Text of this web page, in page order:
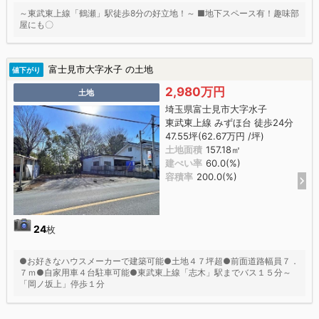
～東武東上線「鶴瀬」駅徒歩8分の好立地！～ ■地下スペース有！趣味部
屋にも〇
値下がり 富士見市大字水子 の土地
土地
24枚
2,980万円
埼玉県富士見市大字水子
東武東上線 みずほ台 徒歩24分
47.55坪(62.67万円 /坪)
土地面積 157.18㎡
建ぺい率 60.0(%)
容積率 200.0(%)
●お好きなハウスメーカーで建築可能●土地４７坪超●前面道路幅員７．
７ｍ●自家用車４台駐車可能●東武東上線「志木」駅までバス１５分～
「岡ノ坂上」停歩１分